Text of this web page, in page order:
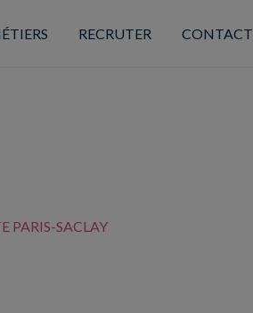
RECRUTER CONTACT
PARIS-SACLAY